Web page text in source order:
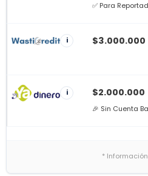
✅ Para
i $3.000.000
i $2.000.000
🎉 Sin Cuenta
*